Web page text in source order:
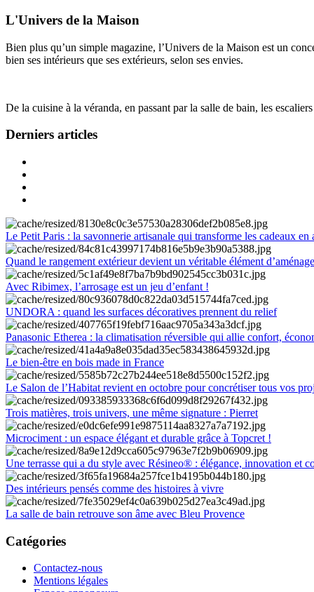
L'Univers de la Maison
Bien plus qu’un simple magazine, l’Univers de la Maison est un
bien ses intérieurs que ses extérieurs, selon ses envies.
De la cuisine à la véranda, en passant par la salle de bain, les
Derniers articles
Le Petit Paris : la savonnerie artisanale qui transforme les cadeaux en
Quand le rangement extérieur devient un véritable élément
Avec Ribimex, l’arrosage est un jeu d’enfant !
UNDORA : quand les surfaces décoratives prennent du relief
Panasonic Etherea : la climatisation réversible qui allie confort,
Le bien-être en bois made in France
Le Salon de l’Habitat revient en octobre pour concrétiser tous vos
Trois matières, trois univers, une même signature : Pierret
Microciment : un espace élégant et durable grâce à Topcret !
Une terrasse qui a du style avec Résineo® : élégance, innovation et
Des intérieurs pensés comme des histoires à vivre
La salle de bain retrouve son âme avec Bleu Provence
Catégories
Contactez-nous
Mentions légales